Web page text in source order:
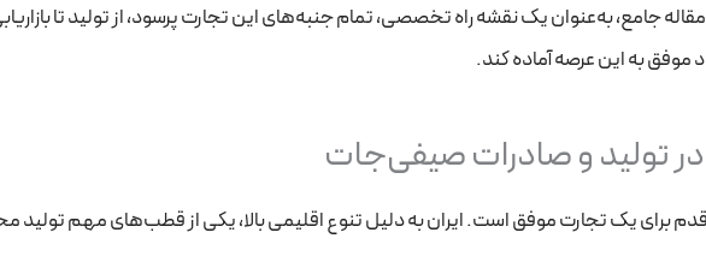
جامع، به‌عنوان یک نقشه راه تخصصی، تمام جنبه‌های این تجارت پرسود، از تولید تا
موفق به این عرصه آماده کند.
در تولید و صادرات صیفی‌جات
برای یک تجارت موفق است. ایران به دلیل تنوع اقلیمی بالا، یکی از قطب‌های مهم تولید